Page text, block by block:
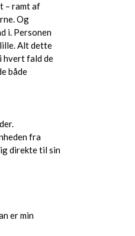
– ramt af
Og
i. Personen
Alt dette
hvert fald de
både
fra
direkte til sin
er min